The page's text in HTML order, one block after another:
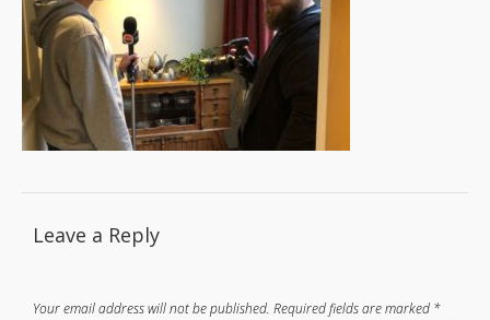
Leave a Reply
Your email address will not be published. Required fields are marked *